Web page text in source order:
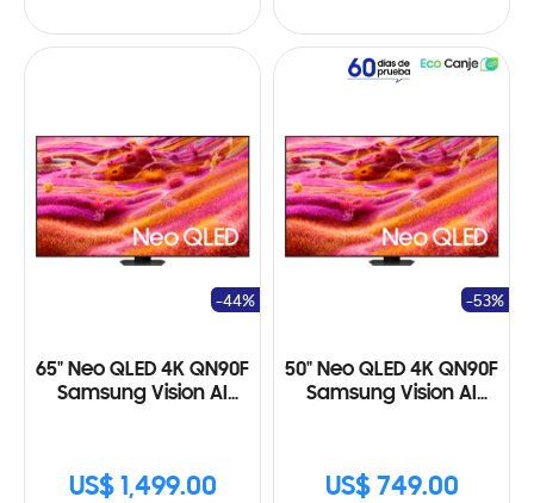
65" Neo QLED 4K QN90F
Samsung Vision AI
US$ 1,499.00
-44%
50" Neo QLED 4K QN90F
Samsung Vision AI
US$ 749.00
-53%